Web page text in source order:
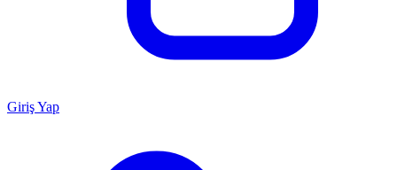
Giriş Yap